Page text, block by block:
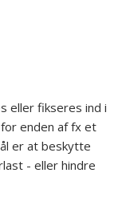
eller fikseres ind i
enden af fx et
er at beskytte
- eller hindre